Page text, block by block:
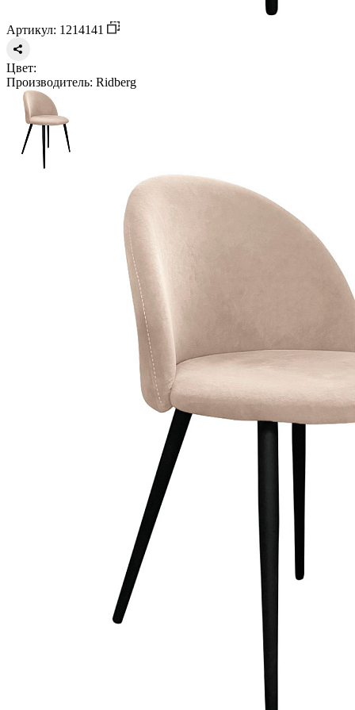
Артикул: 1214141
Цвет:
Производитель: Ridberg